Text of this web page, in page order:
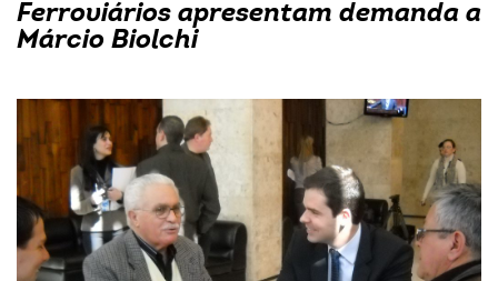
Ferroviários apresentam demanda a
Márcio Biolchi